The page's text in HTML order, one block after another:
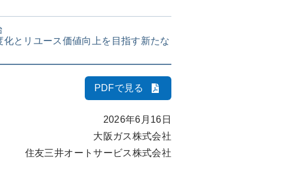
とリユース価値向上を目指す新たな
PDFで見る
2026年6月16日
大阪ガス株式会社
住友三井オートサービス株式会社